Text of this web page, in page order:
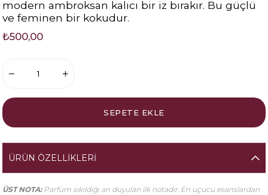
modern ambroksan kalıcı bir iz bırakır. Bu güçlü
ve feminen bir kokudur.
₺500,00
ÜRÜN ÖZELLIKLERI
ÜST NOTA:Parfüm sıkıldığı an duyulan ilk notadır. En uçucu esanslardan